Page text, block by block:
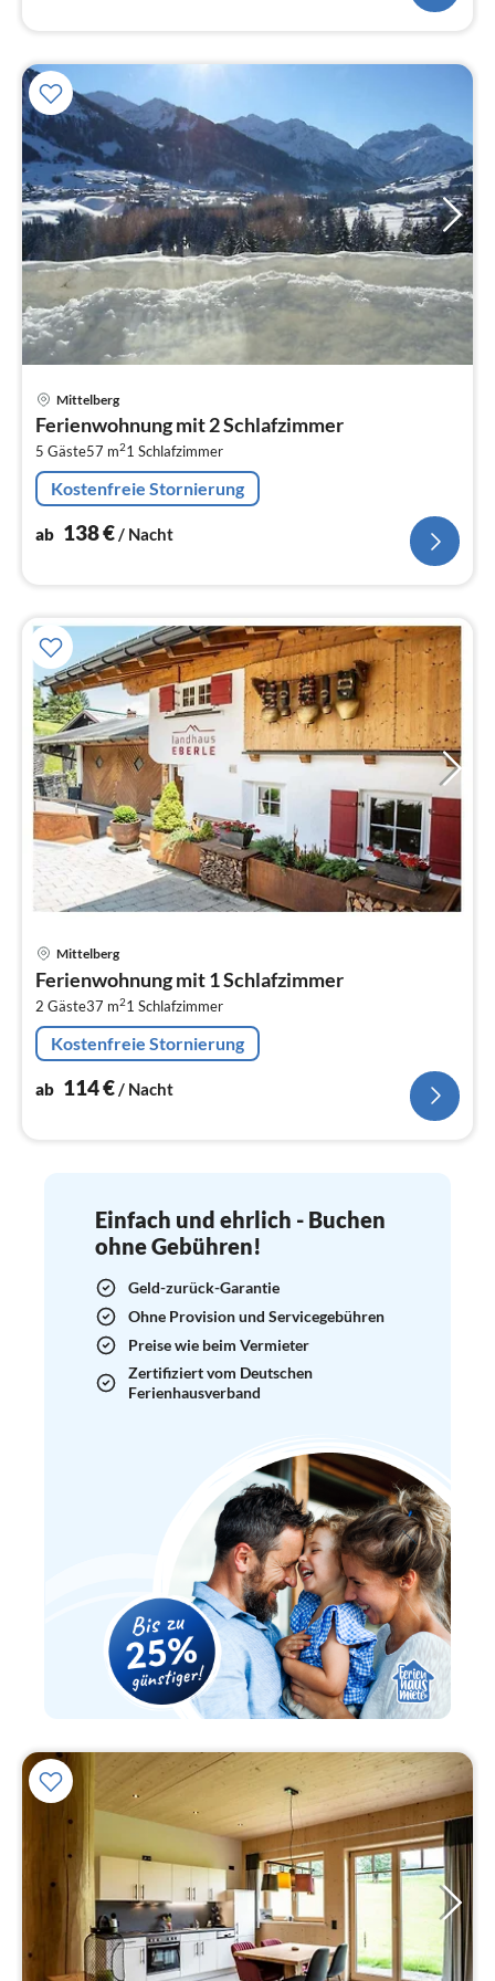
Mittelberg
Ferienwohnung mit 2 Schlafzimmer
5 Gäste57 m21 Schlafzimmer
Kostenfreie Stornierung
ab 138€/ Nacht
Mittelberg
Ferienwohnung mit 1 Schlafzimmer
2 Gäste37 m21 Schlafzimmer
Kostenfreie Stornierung
ab 114€/ Nacht
Einfach und ehrlich - Buchen
ohne Gebühren!
Geld-zurück-Garantie
Ohne Provision und Servicegebühren
Preise wie beim Vermieter
Zertifiziert vom Deutschen
Ferienhausverband